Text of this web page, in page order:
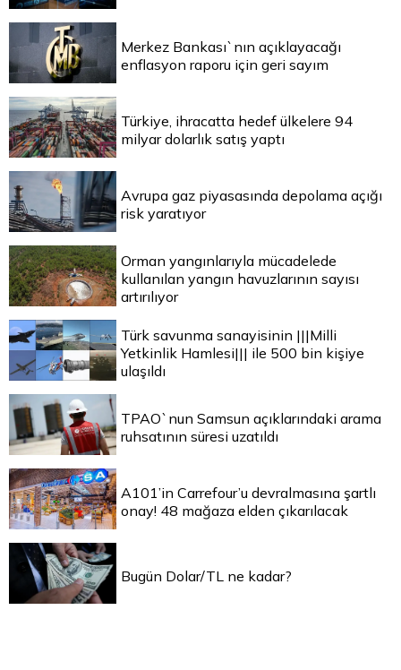
Merkez Bankası`nın açıklayacağı
enflasyon raporu için geri sayım
Türkiye, ihracatta hedef ülkelere 94
milyar dolarlık satış yaptı
Avrupa gaz piyasasında depolama açığı
risk yaratıyor
Orman yangınlarıyla mücadelede
kullanılan yangın havuzlarının sayısı
artırılıyor
Türk savunma sanayisinin |||Milli
Yetkinlik Hamlesi||| ile 500 bin kişiye
ulaşıldı
TPAO`nun Samsun açıklarındaki arama
ruhsatının süresi uzatıldı
A101’in Carrefour’u devralmasına şartlı
onay! 48 mağaza elden çıkarılacak
Bugün Dolar/TL ne kadar?